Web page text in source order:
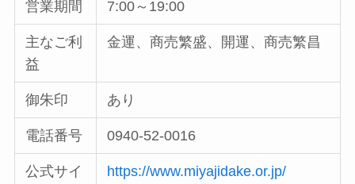
営業期間 7:00～19:00
主なご利
益
金運、商売繁盛、開運、商売繁昌
御朱印 あり
電話番号 0940-52-0016
公式サイ
https://www.miyajidake.or.jp/